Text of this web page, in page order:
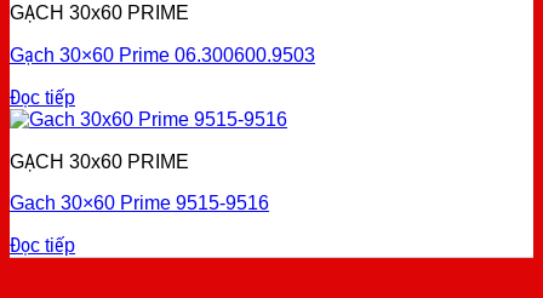
GẠCH 30x60 PRIME
Gạch 30×60 Prime 06.300600.9503
Đọc tiếp
GẠCH 30x60 PRIME
Gach 30×60 Prime 9515-9516
Đọc tiếp